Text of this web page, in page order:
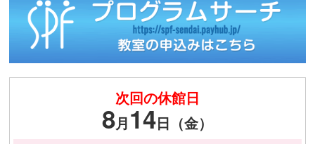
次回の休館日
8月14日（金）